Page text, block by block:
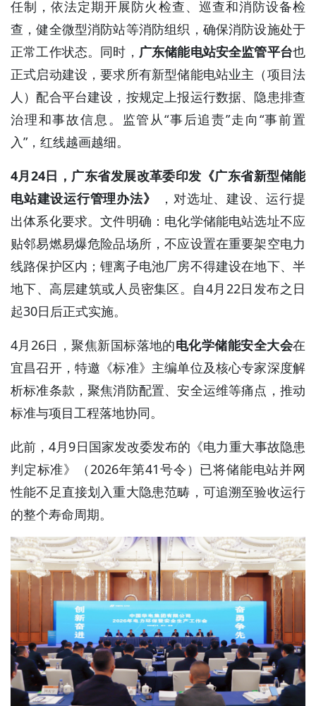
任制，依法定期开展防火检查、巡查和消防设备检
查，健全微型消防站等消防组织，确保消防设施处于
正常工作状态。同时， 广东储能电站安全监管平台也
正式启动建设，要求所有新型储能电站业主（项目法
人）配合平台建设，按规定上报运行数据、隐患排查
治理和事故信息。监管从“事后追责”走向“事前置
入”，红线越画越细。
4月24日，广东省发展改革委印发《广东省新型储能
电站建设运行管理办法》
，对选址、建设、运行提
出体系化要求。文件明确：电化学储能电站选址不应
贴邻易燃易爆危险品场所，不应设置在重要架空电力
线路保护区内；锂离子电池厂房不得建设在地下、半
地下、高层建筑或人员密集区。自4月22日发布之日
起30日后正式实施。
4月26日，聚焦新国标落地的电化学储能安全大会在
宜昌召开，特邀《标准》主编单位及核心专家深度解
析标准条款，聚焦消防配置、安全运维等痛点，推动
标准与项目工程落地协同。
此前，4月9日国家发改委发布的《电力重大事故隐患
判定标准》（2026年第41号令）已将储能电站并网
性能不足直接划入重大隐患范畴，可追溯至验收运行
的整个寿命周期。